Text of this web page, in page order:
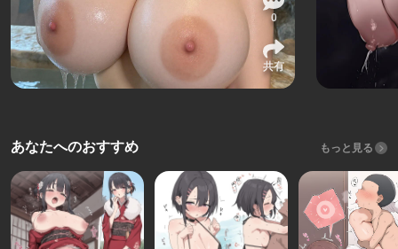
0
共有
あなたへのおすすめ もっと見る